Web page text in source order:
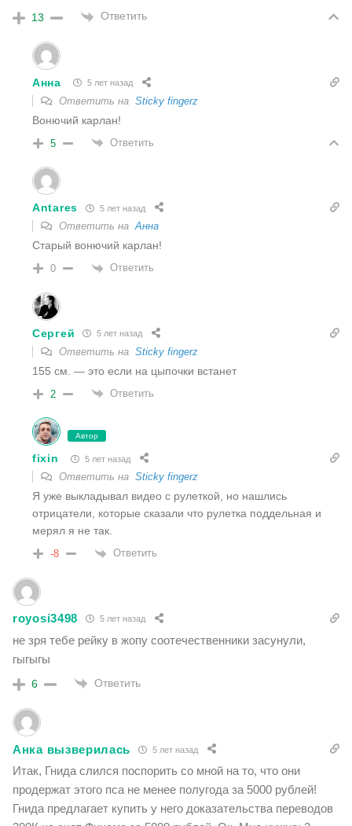
13 Ответить
Анна 5 лет назад
Ответить на Sticky fingerz
Вонючий карлан!
5 Ответить
Antares 5 лет назад
Ответить наАнна
Старый вонючий карлан!
0 Ответить
Сергей 5 лет назад
Ответить на Sticky fingerz
155 см. — это если на цыпочки встанет
2 Ответить
Автор
fixin 5 лет назад
Ответить на Sticky fingerz
Я уже выкладывал видео с рулеткой, но нашлись
отрицатели, которые сказали что рулетка поддельная и
мерял я не так.
-8 Ответить
royosi3498 5 лет назад
не зря тебе рейку в жопу соотечественники засунули,
гыгыгы
6 Ответить
Анка вызверилась 5 лет назад
Итак, Гнида слился поспорить со мной на то, что они
продержат этого пса не менее полугода за 5000 рублей!
Гнида предлагает купить у него доказательства переводов